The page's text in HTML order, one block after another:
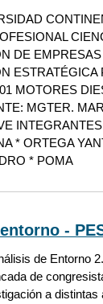
DE
ESTRATÉGICA
MOTORES
MGTER.
* ORTEGA
* POMA
-
de Entorno
de
a distintas